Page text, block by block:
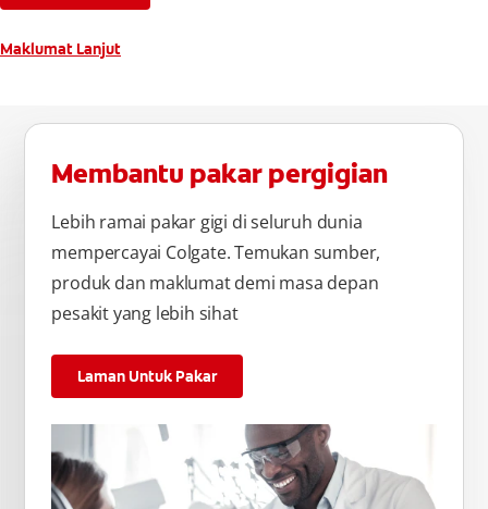
Maklumat Lanjut
Membantu pakar pergigian
Lebih ramai pakar gigi di seluruh dunia
mempercayai Colgate. Temukan sumber,
produk dan maklumat demi masa depan
pesakit yang lebih sihat
Laman Untuk Pakar